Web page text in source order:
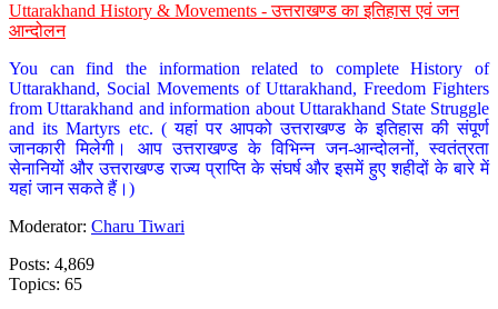
Uttarakhand History & Movements - उत्तराखण्ड का इतिहास एवं जन
आन्दोलन
You can find the information related to complete History of
Uttarakhand, Social Movements of Uttarakhand, Freedom Fighters
from Uttarakhand and information about Uttarakhand State Struggle
and its Martyrs etc. ( यहां पर आपको उत्तराखण्ड के इतिहास की संपूर्ण
जानकारी मिलेगी। आप उत्तराखण्ड के विभिन्न जन-आन्दोलनों, स्वतंत्रता
सेनानियों और उत्तराखण्ड राज्य प्राप्ति के संघर्ष और इसमें हुए शहीदों के बारे में
यहां जान सकते हैं।)
Moderator: Charu Tiwari
Posts: 4,869
Topics: 65